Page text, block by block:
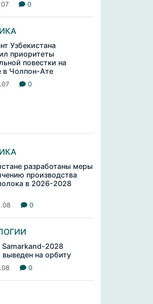
0
Узбекистана
приоритеты
повестки на
в Чолпон-Ате
0
разработаны меры
производства
в 2026-2028
0
Samarkand-2028
на орбиту
0